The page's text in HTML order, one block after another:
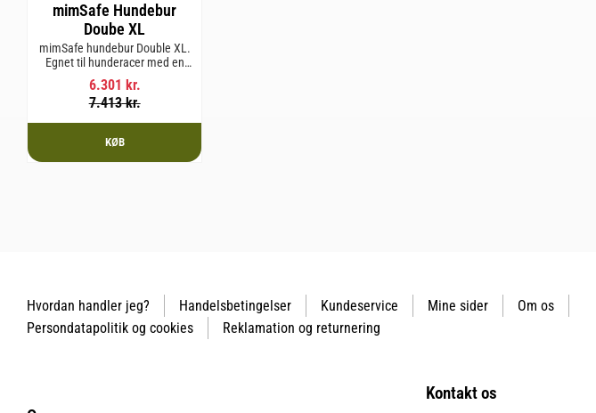
mimSafe Hundebur
Doube XL
mimSafe hundebur Double XL.
Egnet til hunderacer med en
skulderhøjde på op til 64 cm.
6.301 kr.
7.413kr.
KØB
Hvordan handler jeg? Handelsbetingelser Kundeservice Mine sider
Om os
Persondatapolitik og cookies
Reklamation og returnering
Kontakt os